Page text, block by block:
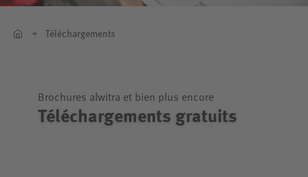
Téléchargements
Brochures alwitra et bien plus encore
Téléchargements gratuits